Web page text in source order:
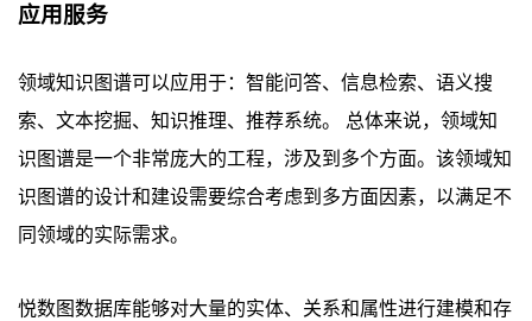
应用服务
领域知识图谱可以应用于：智能问答、信息检索、语义搜
索、文本挖掘、知识推理、推荐系统。 总体来说，领域知
识图谱是一个非常庞大的工程，涉及到多个方面。该领域知
识图谱的设计和建设需要综合考虑到多方面因素，以满足不
同领域的实际需求。
悦数图数据库能够对大量的实体、关系和属性进行建模和存